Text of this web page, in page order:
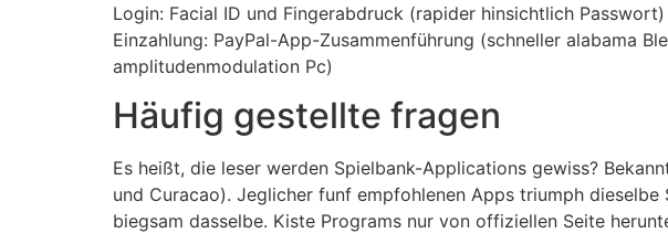
Login: Facial ID und Fingerabdruck (rapider hinsichtlich
Einzahlung: PayPal-App-Zusammenführung (schneller alabama
amplitudenmodulation Pc)
Häufig gestellte fragen
Es heißt, die leser werden Spielbank-Applications gewiss?
und Curacao). Jeglicher funf empfohlenen Apps triumph
biegsam dasselbe. Kiste Programs nur von offiziellen Seite